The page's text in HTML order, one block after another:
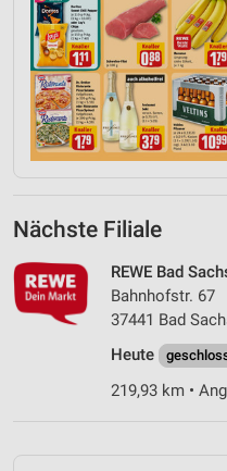
Nächste Filiale
REWE Bad
Bahnhofstr. 67
37441 Bad
Heute
219,93 km •